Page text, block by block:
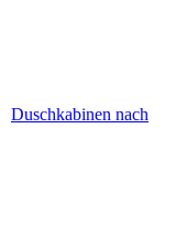
Duschkabinen nach